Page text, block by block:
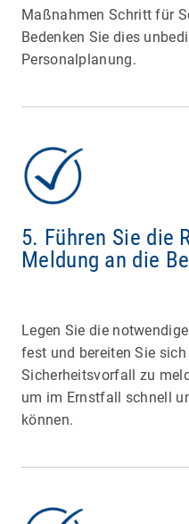
Maßnahmen Schritt für
Bedenken Sie dies
Personalplanung.
5. Führen Sie die
Meldung an die
Legen Sie die
fest und bereiten Sie
Sicherheitsvorfall zu
um im Ernstfall schnell
können.